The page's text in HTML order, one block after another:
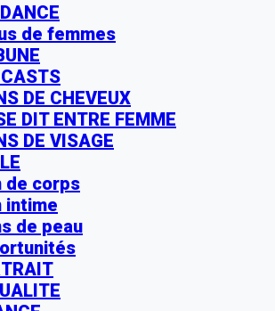
de femmes
DE CHEVEUX
DIT ENTRE FEMME
DE VISAGE
de corps
intime
de peau